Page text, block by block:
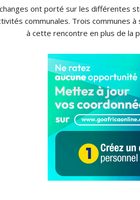
ont porté sur les différentes
communales. Trois communes
à cette rencontre en plus de la